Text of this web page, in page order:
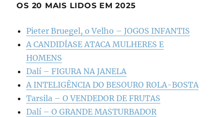
OS 20 MAIS LIDOS EM 2025
Pieter Bruegel, o Velho – JOGOS INFANTIS
A CANDIDÍASE ATACA MULHERES E
HOMENS
Dalí – FIGURA NA JANELA
A INTELIGÊNCIA DO BESOURO ROLA-BOSTA
Tarsila – O VENDEDOR DE FRUTAS
Dalí – O GRANDE MASTURBADOR